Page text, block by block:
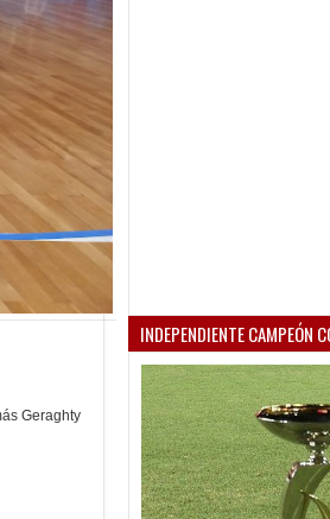
Geraghty
INDEPENDIENTE CAMPEÓN